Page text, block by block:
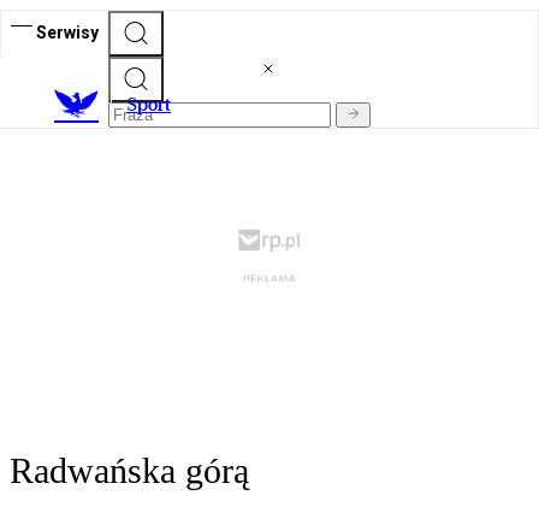
Serwisy
Sport
Radwańska górą